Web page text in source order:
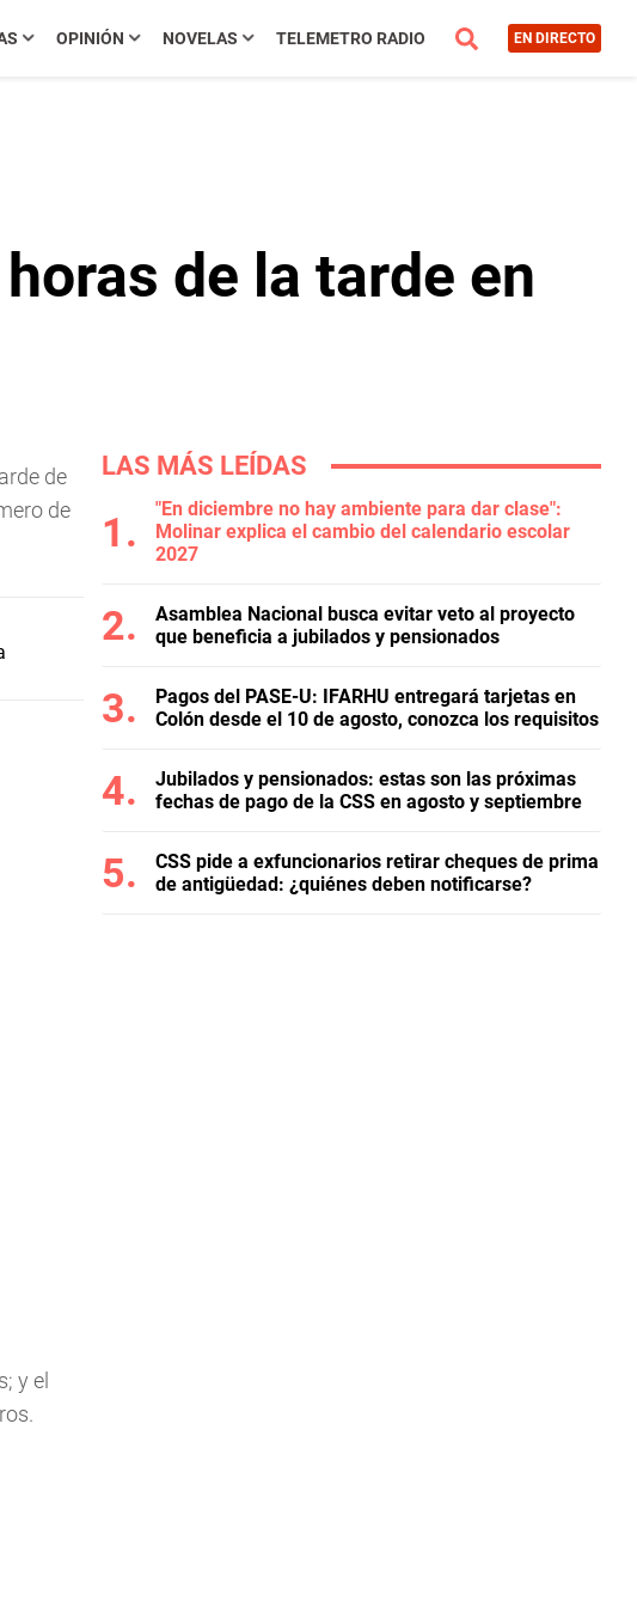
OPINIÓN NOVELAS TELEMETRO RADIO EN DIRECTO
de la tarde en
de
de
y el
LAS MÁS LEÍDAS
"En diciembre no hay ambiente para dar clase":
Molinar explica el cambio del calendario escolar
2027
Asamblea Nacional busca evitar veto al proyecto
que beneficia a jubilados y pensionados
Pagos del PASE-U: IFARHU entregará tarjetas en
Colón desde el 10 de agosto, conozca los requisitos
Jubilados y pensionados: estas son las próximas
fechas de pago de la CSS en agosto y septiembre
CSS pide a exfuncionarios retirar cheques de prima
de antigüedad: ¿quiénes deben notificarse?